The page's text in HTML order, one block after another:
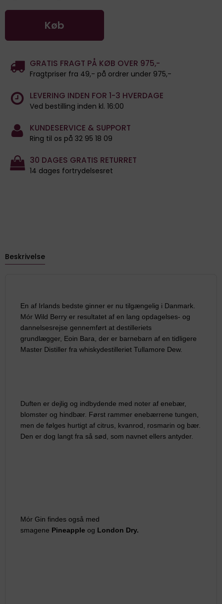
Køb
GRATIS FRAGT PÅ KØB OVER 975,-
Fragtpriser fra 49,- på ordrer under 975,-
LEVERING INDEN FOR 1-3 HVERDAGE
Ved bestilling inden kl. 16:00
KUNDESERVICE & SUPPORT
Ring til os på 32 95 18 09
30 DAGES GRATIS RETURRET
14 dages fortrydelsesret
Beskrivelse
En af Irlands bedste ginner er nu tilgængelig i Danmark.
Mór Wild Berry er resultatet af en lang opdagelses- og
dannelsesrejse gennemført at destilleriets
grundlægger, Eoin Bara, der er barnebarn af en tidligere
Master Distiller fra whiskydestilleriet Tullamore Dew.
Duften er dejlig og indbydende med noter af enebær,
blomster og hindbær. Først rammer enebærrene tungen,
men de følges hurtigt af citrus, kvanrod, rosmarin og bær.
Den er dog langt fra så sød, som navnet ellers antyder.
Mór Gin findes også med
smagene Pineapple og London Dry.